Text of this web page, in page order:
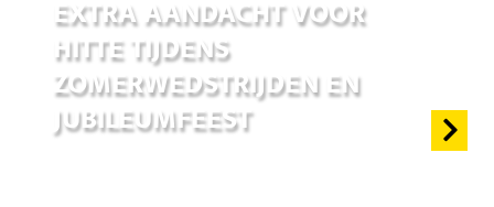
EXTRA AANDACHT VOOR
HITTE TIJDENS
ZOMERWEDSTRIJDEN EN
JUBILEUMFEEST